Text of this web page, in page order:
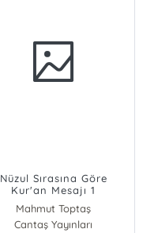
Nüzul Sırasına Göre
Kur'an Mesajı 1
Mahmut Toptaş
Cantaş Yayınları